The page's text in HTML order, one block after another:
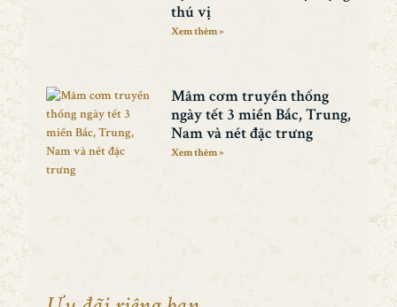
thú vị
Xem thêm »
Mâm cơm truyền thống
ngày tết 3 miền Bắc, Trung,
Nam và nét đặc trưng
Xem thêm »